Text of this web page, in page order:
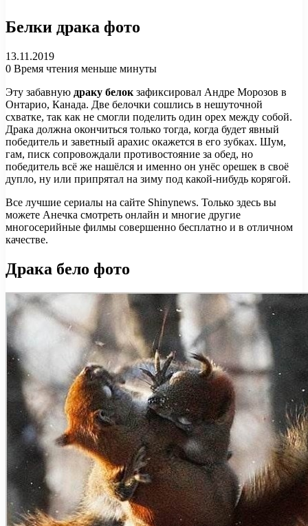
Белки драка фото
13.11.2019
0 Время чтения меньше минуты
Эту забавную драку белок зафиксировал Андре Морозов в
Онтарио, Канада. Две белочки сошлись в нешуточной
схватке, так как не смогли поделить один орех между собой.
Драка должна окончиться только тогда, когда будет явный
победитель и заветный арахис окажется в его зубках. Шум,
гам, писк сопровождали противостояние за обед, но
победитель всё же нашёлся и именно он унёс орешек в своё
дупло, ну или припрятал на зиму под какой-нибудь корягой.
Все лучшие сериалы на сайте Shinynews. Только здесь вы
можете Анечка смотреть онлайн и многие другие
многосерийные филмы совершенно бесплатно и в отличном
качестве.
Драка бело фото